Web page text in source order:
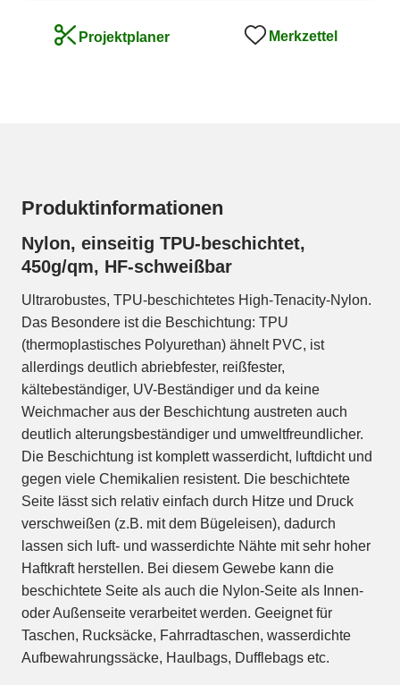
Projektplaner Merkzettel
Produktinformationen
Nylon, einseitig TPU-beschichtet,
450g/qm, HF-schweißbar
Ultrarobustes, TPU-beschichtetes High-Tenacity-Nylon.
Das Besondere ist die Beschichtung: TPU
(thermoplastisches Polyurethan) ähnelt PVC, ist
allerdings deutlich abriebfester, reißfester,
kältebeständiger, UV-Beständiger und da keine
Weichmacher aus der Beschichtung austreten auch
deutlich alterungsbeständiger und umweltfreundlicher.
Die Beschichtung ist komplett wasserdicht, luftdicht und
gegen viele Chemikalien resistent. Die beschichtete
Seite lässt sich relativ einfach durch Hitze und Druck
verschweißen (z.B. mit dem Bügeleisen), dadurch
lassen sich luft- und wasserdichte Nähte mit sehr hoher
Haftkraft herstellen. Bei diesem Gewebe kann die
beschichtete Seite als auch die Nylon-Seite als Innen-
oder Außenseite verarbeitet werden. Geeignet für
Taschen, Rucksäcke, Fahrradtaschen, wasserdichte
Aufbewahrungssäcke, Haulbags, Dufflebags etc.